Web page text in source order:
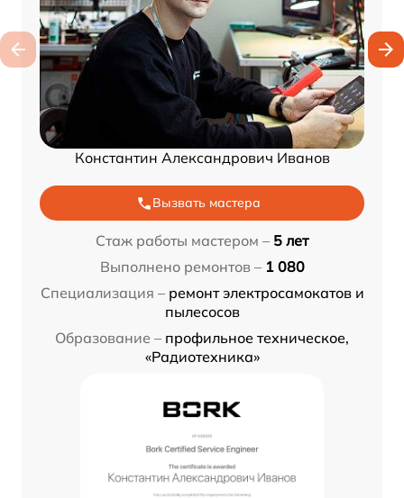
Константин Александрович Иванов
Вызвать мастера
Стаж работы мастером – 5 лет
Выполнено ремонтов – 1 080
Специализация – ремонт электросамокатов и
пылесосов
Образование – профильное техническое,
«Радиотехника»